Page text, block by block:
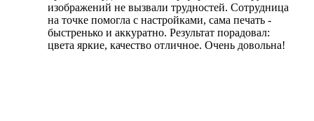
изображений не вызвали трудностей. Сотрудница
на точке помогла с настройками, сама печать -
быстренько и аккуратно. Результат порадовал:
цвета яркие, качество отличное. Очень довольна!